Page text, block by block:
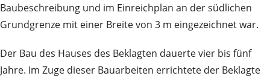
Baubeschreibung und im Einreichplan an der südlichen
Grundgrenze mit einer Breite von 3 m eingezeichnet war.
Der Bau des Hauses des Beklagten dauerte vier bis fünf
Jahre. Im Zuge dieser Bauarbeiten errichtete der Beklagte